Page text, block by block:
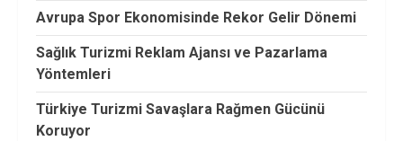
Avrupa Spor Ekonomisinde Rekor Gelir Dönemi
Sağlık Turizmi Reklam Ajansı ve Pazarlama
Yöntemleri
Türkiye Turizmi Savaşlara Rağmen Gücünü
Koruyor